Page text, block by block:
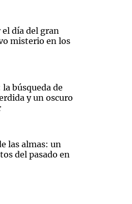
el día del gran
misterio en los
búsqueda de
y un oscuro
las almas: un
del pasado en
sobre